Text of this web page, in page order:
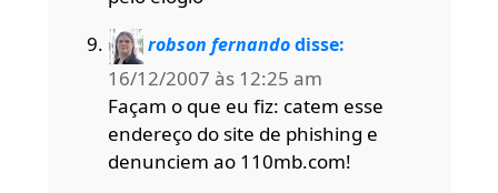
robson fernando disse:
16/12/2007 às 12:25 am
Façam o que eu fiz: catem esse
endereço do site de phishing e
denunciem ao 110mb.com!